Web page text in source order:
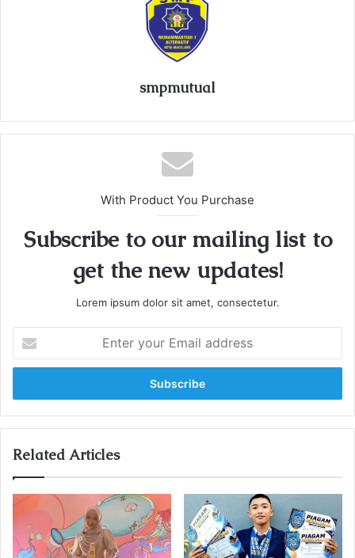
smpmutual
With Product You Purchase
Subscribe to our mailing list to
get the new updates!
Lorem ipsum dolor sit amet, consectetur.
t
r
y
u
E
m
a
Related Articles